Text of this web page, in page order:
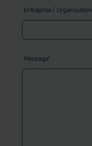
Entreprise / Organisation
message
Message*